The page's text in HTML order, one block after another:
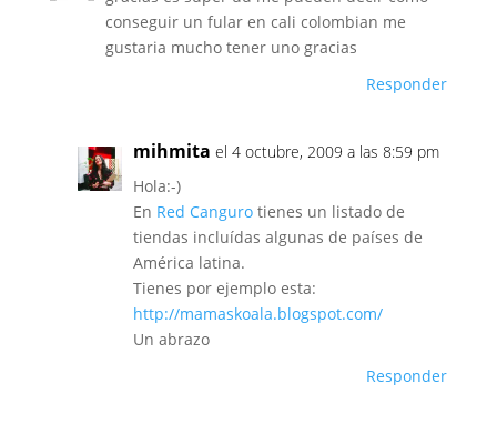
conseguir un fular en cali colombian me
gustaria mucho tener uno gracias
Responder
mihmita el 4 octubre, 2009 a las 8:59 pm
Hola:-)
En Red Canguro tienes un listado de
tiendas incluídas algunas de países de
América latina.
Tienes por ejemplo esta:
http://mamaskoala.blogspot.com/
Un abrazo
Responder